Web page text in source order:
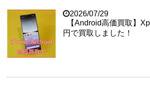
2026/07/29
【Android高価買取】
円で買取しました！